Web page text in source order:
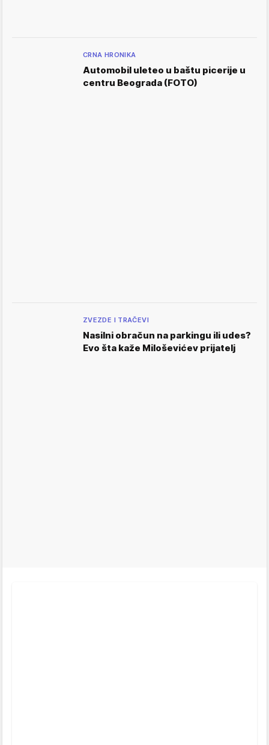
CRNA HRONIKA
Automobil uleteo u baštu picerije u
centru Beograda (FOTO)
ZVEZDE I TRAČEVI
Nasilni obračun na parkingu ili udes?
Evo šta kaže Miloševićev prijatelj